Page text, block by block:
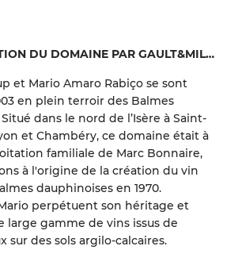
PRÉSENTATION DU DOMAINE PAR GAULT&MILLAU
et Mario Amaro Rabiço se sont
en plein terroir des Balmes
dans le nord de l’Isère à Saint-
et Chambéry, ce domaine était à
familiale de Marc Bonnaire,
à l'origine de la création du vin
dauphinoises en 1970.
perpétuent son héritage et
large gamme de vins issus de
sur des sols argilo-calcaires.